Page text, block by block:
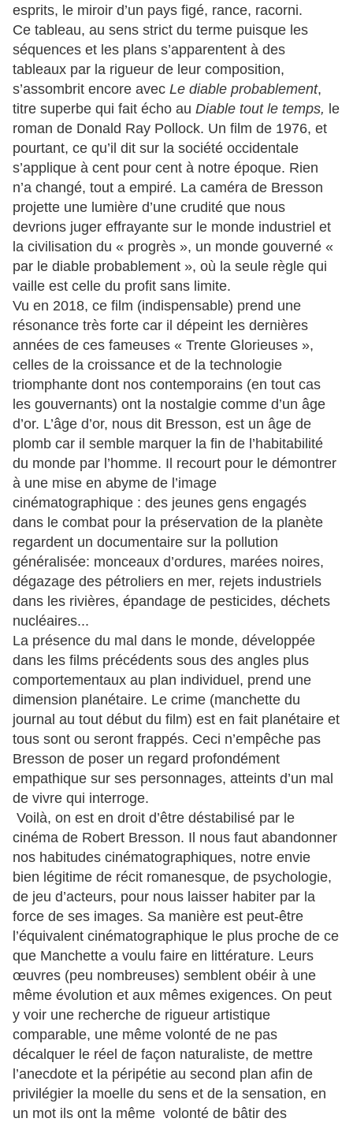
esprits, le miroir d’un pays figé, rance, racorni.
Ce tableau, au sens strict du terme puisque les
séquences et les plans s’apparentent à des
tableaux par la rigueur de leur composition,
s’assombrit encore avec Le diable probablement,
titre superbe qui fait écho au Diable tout le temps, le
roman de Donald Ray Pollock. Un film de 1976, et
pourtant, ce qu’il dit sur la société occidentale
s’applique à cent pour cent à notre époque. Rien
n’a changé, tout a empiré. La caméra de Bresson
projette une lumière d’une crudité que nous
devrions juger effrayante sur le monde industriel et
la civilisation du « progrès », un monde gouverné «
par le diable probablement », où la seule règle qui
vaille est celle du profit sans limite.
Vu en 2018, ce film (indispensable) prend une
résonance très forte car il dépeint les dernières
années de ces fameuses « Trente Glorieuses »,
celles de la croissance et de la technologie
triomphante dont nos contemporains (en tout cas
les gouvernants) ont la nostalgie comme d’un âge
d’or. L’âge d’or, nous dit Bresson, est un âge de
plomb car il semble marquer la fin de l’habitabilité
du monde par l’homme. Il recourt pour le démontrer
à une mise en abyme de l’image
cinématographique : des jeunes gens engagés
dans le combat pour la préservation de la planète
regardent un documentaire sur la pollution
généralisée: monceaux d’ordures, marées noires,
dégazage des pétroliers en mer, rejets industriels
dans les rivières, épandage de pesticides, déchets
nucléaires...
La présence du mal dans le monde, développée
dans les films précédents sous des angles plus
comportementaux au plan individuel, prend une
dimension planétaire. Le crime (manchette du
journal au tout début du film) est en fait planétaire et
tous sont ou seront frappés. Ceci n’empêche pas
Bresson de poser un regard profondément
empathique sur ses personnages, atteints d’un mal
de vivre qui interroge.
Voilà, on est en droit d’être déstabilisé par le
cinéma de Robert Bresson. Il nous faut abandonner
nos habitudes cinématographiques, notre envie
bien légitime de récit romanesque, de psychologie,
de jeu d’acteurs, pour nous laisser habiter par la
force de ses images. Sa manière est peut-être
l’équivalent cinématographique le plus proche de ce
que Manchette a voulu faire en littérature. Leurs
œuvres (peu nombreuses) semblent obéir à une
même évolution et aux mêmes exigences. On peut
y voir une recherche de rigueur artistique
comparable, une même volonté de ne pas
décalquer le réel de façon naturaliste, de mettre
l’anecdote et la péripétie au second plan afin de
privilégier la moelle du sens et de la sensation, en
un mot ils ont la même volonté de bâtir des